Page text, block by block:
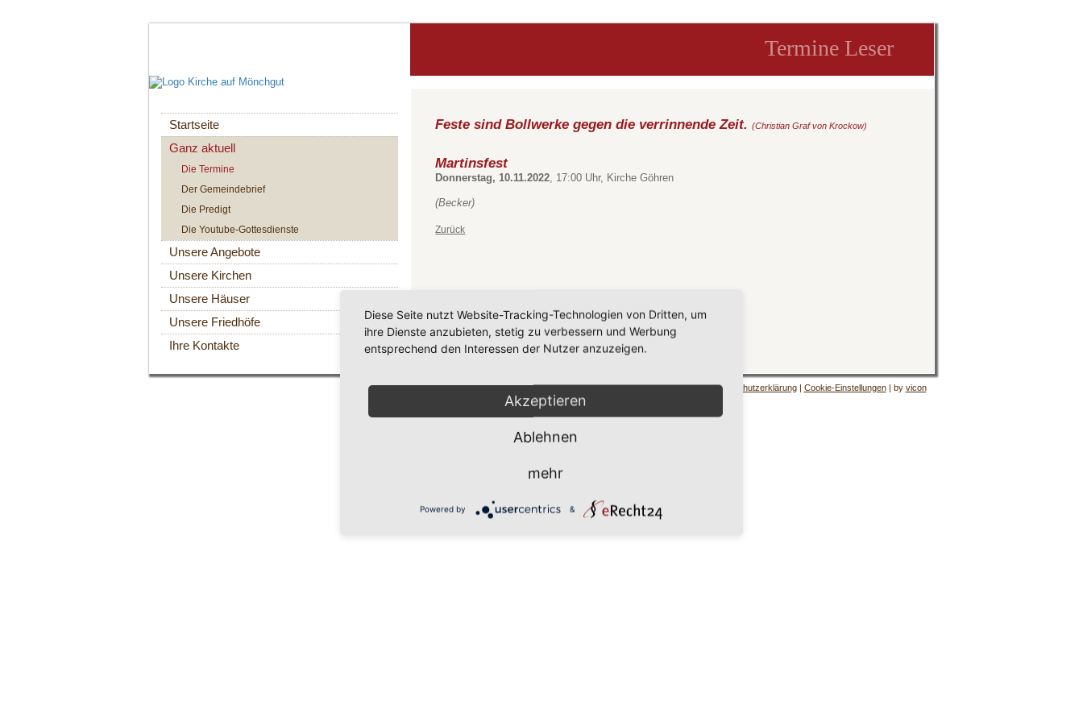
Termine Leser
Feste sind Bollwerke gegen die verrinnende Zeit.(Christian Graf von Krockow)
Martinsfest
Donnerstag, 10.11.2022, 17:00 Uhr, Kirche Göhren
(Becker)
Zurück
Navigation
überspringen
Startseite
Ganz aktuell
Die Termine
Der Gemeindebrief
Die Predigt
Die Youtube-Gottesdienste
Unsere Angebote
Unsere Kirchen
Unsere Häuser
Unsere Friedhöfe
Ihre Kontakte
Mönchgut 2026 |Impressum|Datenschutzerklärung| Cookie-Einstellungen| by vicon
Diese Seite nutzt Website-Tracking-Technologien von Dritten, um
ihre Dienste anzubieten, stetig zu verbessern und Werbung
entsprechend den Interessen der Nutzer anzuzeigen.
Akzeptieren
Ablehnen
mehr
Powered by &